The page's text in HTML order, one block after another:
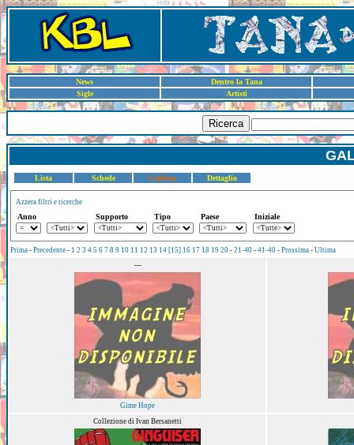
News
Dentro la Tana
Sigle
Artisti
Ricerca
Lista Schede Galleria Dettaglio
Azzera filtri e ricerche
Anno Supporto Tipo Paese Iniziale
Prima - Precedente - 1 2 3 4 5 6 7 8 9 10 11 12 13 14 [15] 16 17 18 19 20 - 21-40 - 41-40 - Prossima - Ultima
---
Gime Hope
Collezione di Ivan Bersanetti